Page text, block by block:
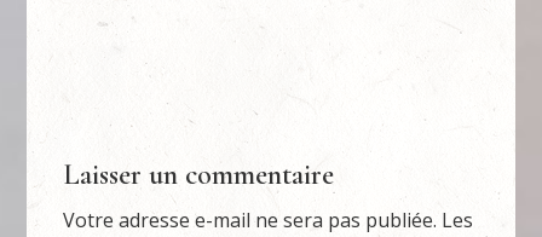
Laisser un commentaire
Votre adresse e-mail ne sera pas publiée. Les